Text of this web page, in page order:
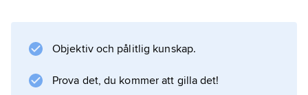
hushållsglas, förpackningsglas, planglas,
av råvaror och utrustning för glasframställning.
Objektiv och pålitlig kunskap.
Prova det, du kommer att gilla det!